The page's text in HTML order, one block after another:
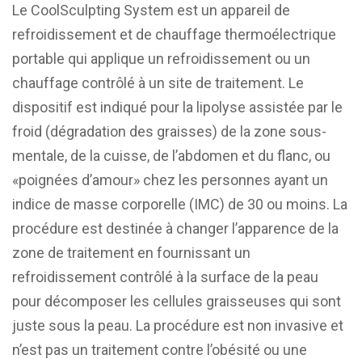
Le CoolSculpting System est un appareil de
refroidissement et de chauffage thermoélectrique
portable qui applique un refroidissement ou un
chauffage contrôlé à un site de traitement. Le
dispositif est indiqué pour la lipolyse assistée par le
froid (dégradation des graisses) de la zone sous-
mentale, de la cuisse, de l’abdomen et du flanc, ou
«poignées d’amour» chez les personnes ayant un
indice de masse corporelle (IMC) de 30 ou moins. La
procédure est destinée à changer l’apparence de la
zone de traitement en fournissant un
refroidissement contrôlé à la surface de la peau
pour décomposer les cellules graisseuses qui sont
juste sous la peau. La procédure est non invasive et
n’est pas un traitement contre l’obésité ou une